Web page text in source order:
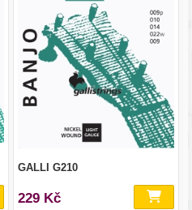
GALLI G210
229 Kč